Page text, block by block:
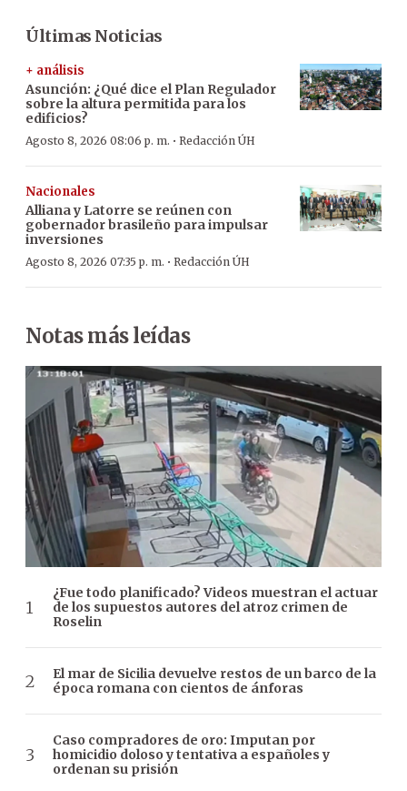
Últimas Noticias
+ análisis
Asunción: ¿Qué dice el Plan Regulador
sobre la altura permitida para los
edificios?
Agosto 8, 2026 08:06 p. m. · Redacción ÚH
Nacionales
Alliana y Latorre se reúnen con
gobernador brasileño para impulsar
inversiones
Agosto 8, 2026 07:35 p. m. · Redacción ÚH
Notas más leídas
¿Fue todo planificado? Videos muestran el actuar
de los supuestos autores del atroz crimen de
Roselin
El mar de Sicilia devuelve restos de un barco de la
época romana con cientos de ánforas
Caso compradores de oro: Imputan por
homicidio doloso y tentativa a españoles y
ordenan su prisión